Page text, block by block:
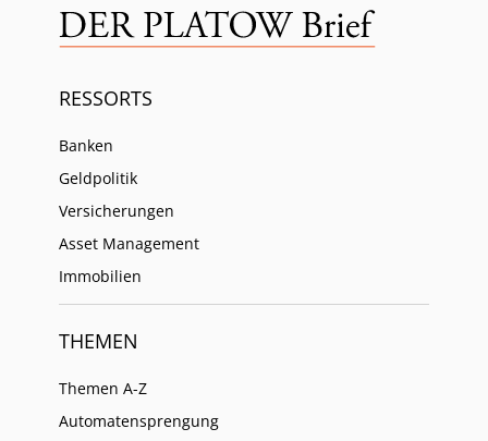
RESSORTS
Banken
Geldpolitik
Versicherungen
Asset Management
Immobilien
THEMEN
Themen A-Z
Automatensprengung